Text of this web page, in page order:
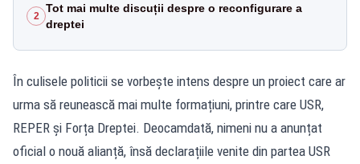
2
Tot mai multe discuții despre o reconfigurare a
dreptei
În culisele politicii se vorbește intens despre un proiect care ar
urma să reunească mai multe formațiuni, printre care USR,
REPER și Forța Dreptei. Deocamdată, nimeni nu a anunțat
oficial o nouă alianță, însă declarațiile venite din partea USR